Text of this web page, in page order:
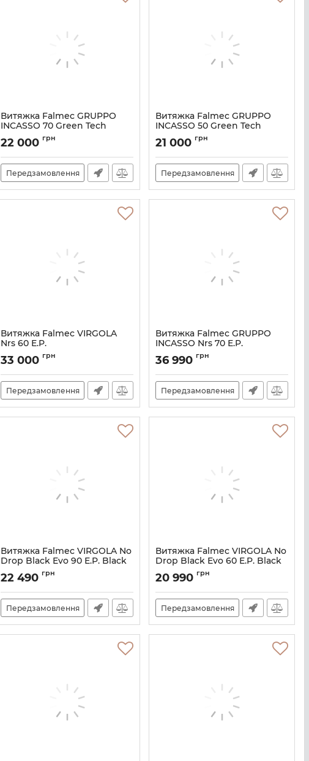
Витяжка Falmec GRUPPO
INCASSO 70 Green Tech
Артикул:M101211
22 000 грн
Передзамовлення
Витяжка Falmec GRUPPO
INCASSO 50 Green Tech
Артикул:M101207
21 000 грн
Передзамовлення
Витяжка Falmec VIRGOLA
Nrs 60 E.P.
Артикул:M101412
33 000 грн
Передзамовлення
Витяжка Falmec GRUPPO
INCASSO Nrs 70 E.P.
Артикул:M100643
36 990 грн
Передзамовлення
Витяжка Falmec VIRGOLA No
Drop Black Evo 90 E.P. Black
Артикул:M101305
22 490 грн
Передзамовлення
Витяжка Falmec VIRGOLA No
Drop Black Evo 60 E.P. Black
Артикул:M101304
20 990 грн
Передзамовлення